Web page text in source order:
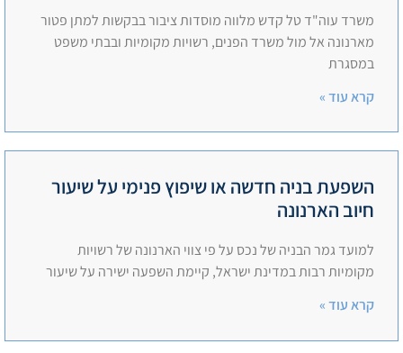
משרד עוה"ד טל קדש מלווה מוסדות ציבור בבקשות למתן פטור
מארנונה אל מול משרד הפנים, רשויות מקומיות ובבתי משפט
במסגרת
קרא עוד »
השפעת בניה חדשה או שיפוץ פנימי על שיעור
חיוב הארנונה
למועד גמר הבניה של נכס על פי צווי הארנונה של רשויות
מקומיות רבות במדינת ישראל, קיימת השפעה ישירה על שיעור
קרא עוד »